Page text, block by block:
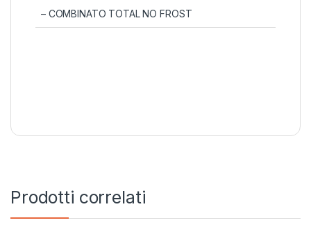
– COMBINATO TOTAL NO FROST
Prodotti correlati